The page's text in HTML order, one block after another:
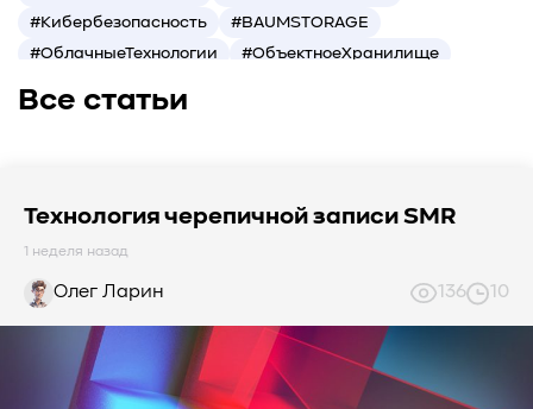
#Кибербезопасность
#BAUMSTORAGE
#ОблачныеТехнологии
#ОбъектноеХранилище
#ИскусственныйИнтеллект
#AI
#LLM
#qlc
#plc #zns
#optane
#3d-nand #BaumTechPulse
#Baum MDS
#Baum MDS Security
#BaumMDS
#BaumUDS
#BaumSWARM
#OFP #pNFS
#RAG
Все статьи
Технология черепичной записи SMR
1 неделя назад
Олег Ларин 136 10